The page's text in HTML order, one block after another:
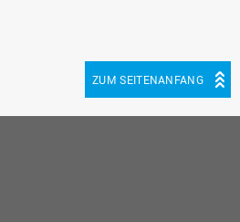
ZUM SEITENANFANG